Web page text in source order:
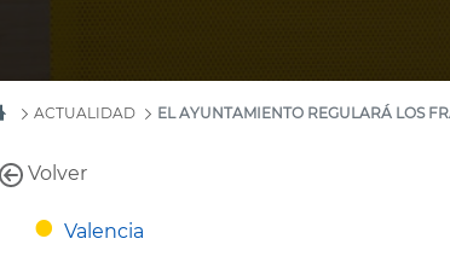
ACTUALIDAD EL AYUNTAMIENTO REGULARÁ LOS
Volver
Valencia